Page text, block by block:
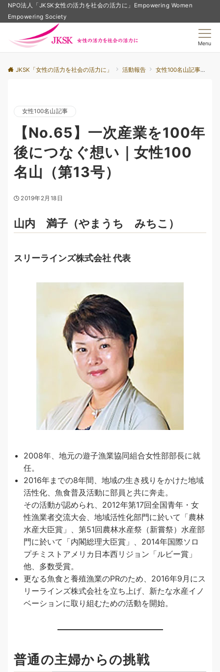
NPO法人「JKSK女性の活力を社会の活力に」Empowering Women
Empowering Society
Menu
JKSK「女性の活力を社会の活力に」 活動報告 女性100名山記事
女性100名山記事
【No.65】一次産業を100年
後につなぐ想い｜女性100
名山（第13号）
2019年2月18日
山内 満子（やまうち みちこ）
スリーラインズ株式会社 代表
2008年、地元の遊子漁業協同組合女性部部長に就
任。
2016年までの8年間、地域の生き残りをかけた地域
活性化、魚食普及活動に部員と共に奔走。
その活動が認められ、2012年第17回全国青年・女
性漁業者交流大会、地域活性化部門に於いて「農林
水産大臣賞」、第51回農林水産祭（新嘗祭）水産部
門に於いて「内閣総理大臣賞」、2014年国際ソロ
プチミストアメリカ日本西リジョン「ルビー賞」
他、多数受賞。
更なる魚食と養殖漁業のPRのため、2016年9月にス
リーラインズ株式会社を立ち上げ、新たな水産イノ
ベーションに取り組むための活動を開始。
普通の主婦からの挑戦